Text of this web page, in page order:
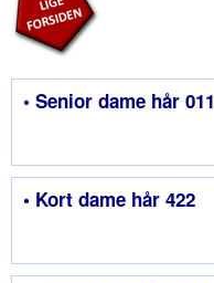
• Senior dame hår 011
• Kort dame hår 422